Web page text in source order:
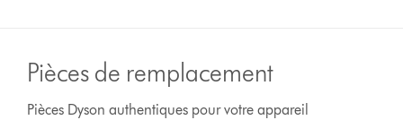
Pièces de remplacement
Pièces Dyson authentiques pour votre appareil